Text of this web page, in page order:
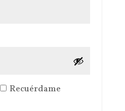
Recuérdame